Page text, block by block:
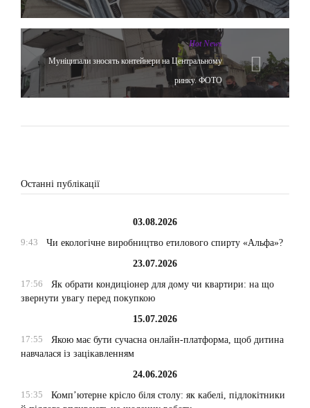
Hot News
Муніципали зносять контейнери на Центральному
ринку. ФОТО
Останні публікації
03.08.2026
9:43
Чи екологічне виробництво етилового спирту «Альфа»?
23.07.2026
17:56
Як обрати кондиціонер для дому чи квартири: на що
звернути увагу перед покупкою
15.07.2026
17:55
Якою має бути сучасна онлайн-платформа, щоб дитина
навчалася із зацікавленням
24.06.2026
15:35
Комп’ютерне крісло біля столу: як кабелі, підлокітники